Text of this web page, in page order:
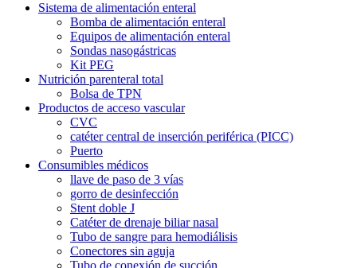
Sistema de alimentación enteral
Bomba de alimentación enteral
Equipos de alimentación enteral
Sondas nasogástricas
Kit PEG
Nutrición parenteral total
Bolsa de TPN
Productos de acceso vascular
CVC
catéter central de inserción periférica (PICC)
Puerto
Consumibles médicos
llave de paso de 3 vías
gorro de desinfección
Stent doble J
Catéter de drenaje biliar nasal
Tubo de sangre para hemodiálisis
Conectores sin aguja